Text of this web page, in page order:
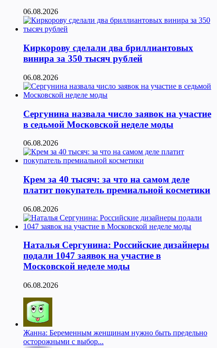
06.08.2026
Киркорову сделали два бриллиантовых
винира за 350 тысяч рублей
06.08.2026
Сергунина назвала число заявок на участие
в седьмой Московской неделе моды
06.08.2026
Крем за 40 тысяч: за что на самом деле
платит покупатель премиальной косметики
06.08.2026
Наталья Сергунина: Российские дизайнеры
подали 1047 заявок на участие в
Московской неделе моды
06.08.2026
Жанна: Беременным женщинам нужно быть предельно
осторожными с выбор...